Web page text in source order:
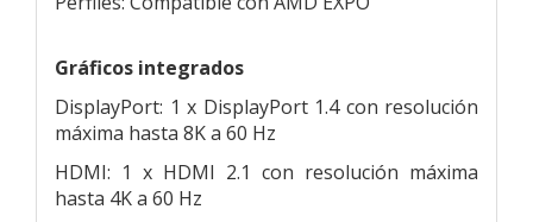
Gráficos integrados
DisplayPort: 1 x DisplayPort 1.4 con resolución
máxima hasta 8K a 60 Hz
HDMI: 1 x HDMI 2.1 con resolución máxima
hasta 4K a 60 Hz